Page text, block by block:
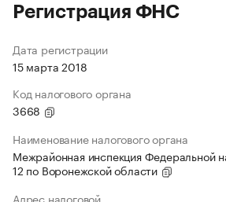
Регистрация ФНС
Дата регистрации
15 марта 2018
Код налогового органа
3668
Наименование налогового органа
Межрайонная инспекция Федеральной
12 по Воронежской области
Адрес налоговой